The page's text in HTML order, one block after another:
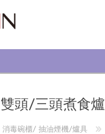
雙頭/三頭煮食爐
消毒碗櫃/ 抽油煙機/爐具